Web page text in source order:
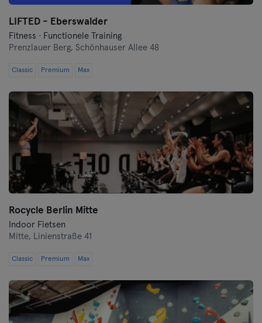
LIFTED - Eberswalder
Fitness · Functionele Training
Prenzlauer Berg, Schönhauser Allee 48
Classic Premium Max
Rocycle Berlin Mitte
Indoor Fietsen
Mitte, Linienstraße 41
Classic Premium Max
Münster
Nuremberg
Passau
Potsdam
Ravensburg
Regensburg
Saarlouis